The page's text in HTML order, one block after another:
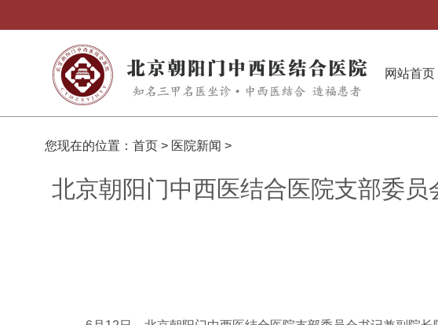
网站首页
您现在的位置： 首页 > 医院新闻 >
北京朝阳门中西医结合医院支部委